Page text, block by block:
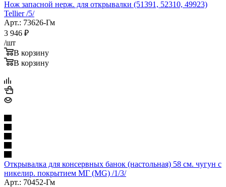
Нож запасной нерж. для открывалки (51391, 52310, 49923)
Tellier /5/
Арт.: 73626-Гм
3 946 ₽
/шт
В корзину
В корзину
Открывалка для консервных банок (настольная) 58 см. чугун с
никелир. покрытием МГ (MG) /1/3/
Арт.: 70452-Гм